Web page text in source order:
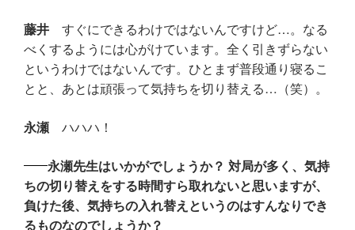
藤井 すぐにできるわけではないんですけど…。なる
べくするようには心がけています。全く引きずらない
というわけではないんです。ひとまず普段通り寝るこ
とと、あとは頑張って気持ちを切り替える…（笑）。
永瀬 ハハハ！
永瀬先生はいかがでしょうか？ 対局が多く、気持
ちの切り替えをする時間すら取れないと思いますが、
負けた後、気持ちの入れ替えというのはすんなりでき
るものなのでしょうか？